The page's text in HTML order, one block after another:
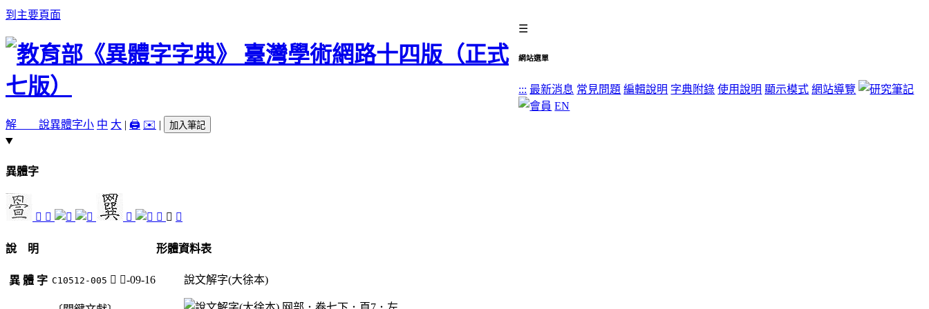
到主要頁面
☰
網站選單
::: 最新消息 常見問題 編輯說明 字典附錄 使用說明 顯示模式 網站導覽
EN
解 說異體字小 中 大 | 🖨️ ✉️ | 加入筆記
異體字
𦋠 𦋭 𦌮 𦌻 𨂳 䠣
說 明
異 體 字 C10512-005 𨂳 足-09-16
形體資料表
說文解字(大徐本)